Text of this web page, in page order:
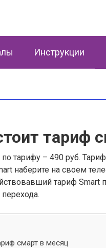
Инструкции
тариф
тарифу – 490 руб.
наберите на своем
тариф Smart
смарт в месяц